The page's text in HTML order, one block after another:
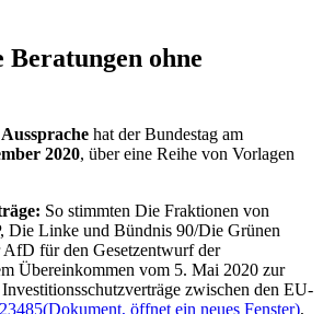
Beratungen ohne
hat der Bundestag am
2020, über eine Reihe von Vorlagen
So stimmten Die Fraktionen von
Die Linke und Bündnis 90/Die Grünen
AfD für den Gesetzentwurf der
Übereinkommen vom 5. Mai 2020 zur
zwischen den EU-
(Dokument, öffnet ein neues Fenster),